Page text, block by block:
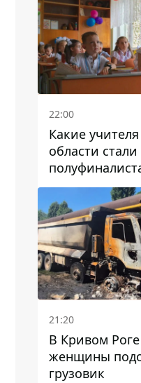
22:00
Какие
области стали
Global
2026
21:20
В Кривом
женщины
грузовик